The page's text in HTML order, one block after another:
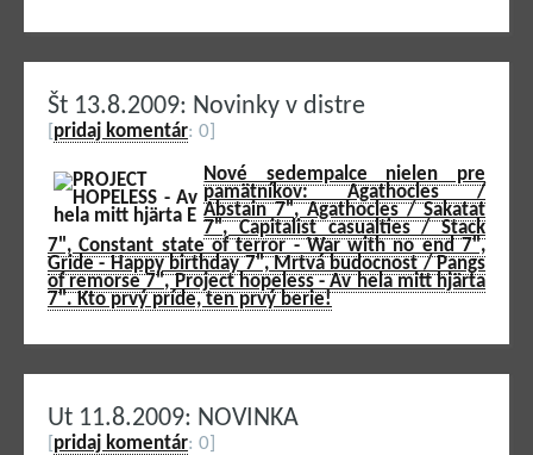
Št 13.8.2009: Novinky v distre
pridaj komentár: 0]
Nové sedempalce nielen pre
pamätníkov: Agathocles /
Abstain 7", Agathocles / Sakatat
7", Capitalist casualties / Stack
7", Constant state of terror - War with no end 7",
Gride - Happy birthday 7", Mrtvá budocnost / Pangs
of remorse 7", Project hopeless - Av hela mitt hjärta
7". Kto prvý príde, ten prvý berie!
Ut 11.8.2009: NOVINKA
pridaj komentár: 0]